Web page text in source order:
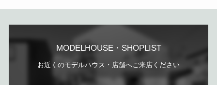
MODELHOUSE・SHOPLIST
お近くのモデルハウス・店舗へご来店ください